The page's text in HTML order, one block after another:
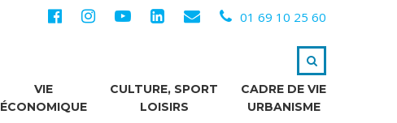
01 69 10 25 60
VIE
ÉCONOMIQUE
CULTURE, SPORT
LOISIRS
CADRE DE VIE
URBANISME